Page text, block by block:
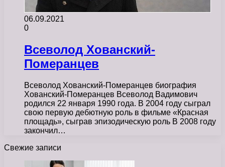
06.09.2021
0
Всеволод Хованский-
Померанцев
Всеволод Хованский-Померанцев биография
Хованский-Померанцев Всеволод Вадимович
родился 22 января 1990 года. В 2004 году сыграл
свою первую дебютную роль в фильме «Красная
площадь», сыграв эпизодическую роль В 2008 году
закончил…
Свежие записи